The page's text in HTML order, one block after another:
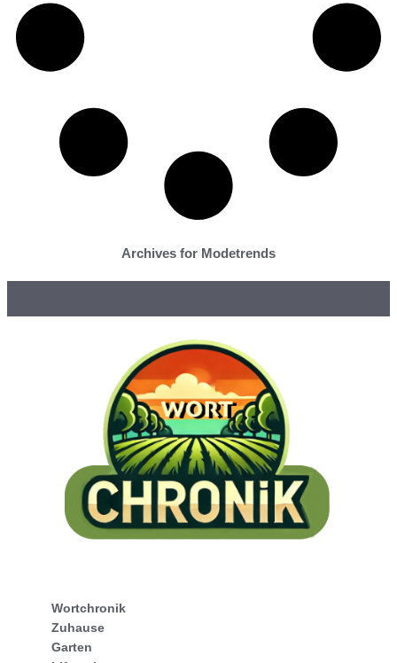
Archives for Modetrends
Wortchronik
Zuhause
Garten